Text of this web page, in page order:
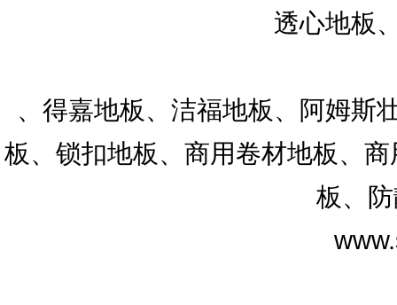
透心地板
、得嘉地板、洁福地板、阿姆斯
板、锁扣地板、商用卷材地板、
板、